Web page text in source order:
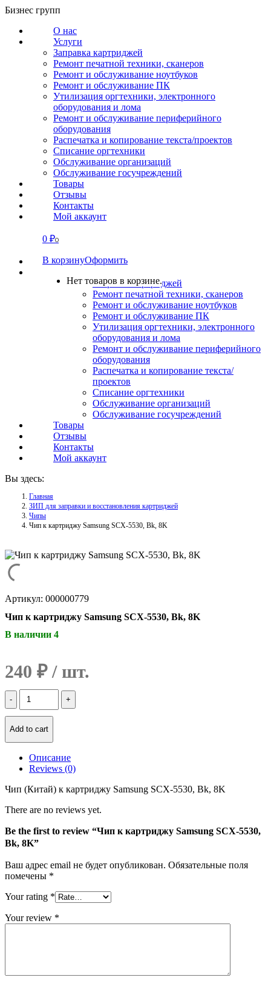
Перейти
содержанию
Бизнес групп
О нас
Услуги
Заправка картриджей
Ремонт печатной техники, сканеров
Ремонт и обслуживание ноутбуков
Ремонт и обслуживание ПК
Утилизация оргтехники, электронного
оборудования и лома
Ремонт и обслуживание периферийного
оборудования
Распечатка и копирование текста/проектов
Списание оргтехники
Обслуживание организаций
Обслуживание госучреждений
Товары
Отзывы
Контакты
Мой аккаунт
0 ₽0
В корзинуОформить
Нет товаров в корзине.
СВЯЗАТЬСЯ
О нас
Заправка картриджей
Ремонт печатной техники, сканеров
Ремонт и обслуживание ноутбуков
Ремонт и обслуживание ПК
Утилизация оргтехники, электронного
оборудования и лома
Ремонт и обслуживание периферийного
оборудования
Распечатка и копирование текста/
проектов
Списание оргтехники
Обслуживание организаций
Обслуживание госучреждений
Товары
Отзывы
Контакты
Мой аккаунт
Вы здесь:
Главная
ЗИП для заправки и восстановления картриджей
Чипы
Чип к картриджу Samsung SCX-5530, Bk, 8K
Артикул: 000000779
Чип к картриджу Samsung SCX-5530, Bk, 8K
В наличии 4
240 ₽
Количество
Чип
к
картриджу
5530,
Add to cart
Описание
Reviews (0)
Чип (Китай) к картриджу Samsung SCX-5530, Bk, 8K
There are no reviews yet.
Be the first to review “Чип к картриджу Samsung SCX-5530,
Bk, 8K”
Ваш адрес email не будет опубликован. Обязательные поля
помечены *
Your rating *
Your review *